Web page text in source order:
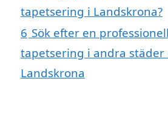
tapetsering i Landskrona?
6 Sök efter en
tapetsering i andra städer
Landskrona